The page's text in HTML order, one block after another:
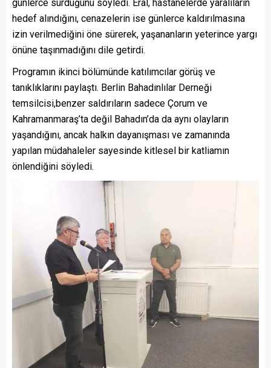
günlerce sürdüğünü söyledi. Eral, hastanelerde yaralıların
hedef alındığını, cenazelerin ise günlerce kaldırılmasına
izin verilmediğini öne sürerek, yaşananların yeterince yargı
önüne taşınmadığını dile getirdi.
Programın ikinci bölümünde katılımcılar görüş ve
tanıklıklarını paylaştı. Berlin Bahadınlılar Derneği
temsilcisi,benzer saldırıların sadece Çorum ve
Kahramanmaraş’ta değil Bahadın’da da aynı olayların
yaşandığını, ancak halkın dayanışması ve zamanında
yapılan müdahaleler sayesinde kitlesel bir katliamın
önlendiğini söyledi.